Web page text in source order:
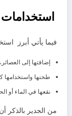
استخدامات
فيما يأتي أبرز
إضافتها إلى
طحنها
نقعها في الماء أو
من الجدير بالذكر